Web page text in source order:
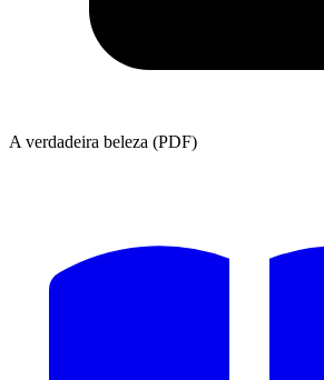
A verdadeira beleza (PDF)